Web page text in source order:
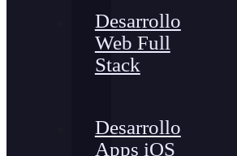
Desarrollo
Web Full
Stack
Desarrollo
Apps iOS